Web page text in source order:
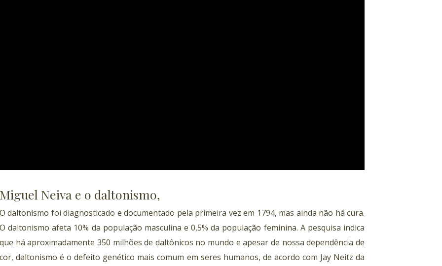
Miguel Neiva e o daltonismo,
O daltonismo foi diagnosticado e documentado pela primeira vez em 1794, mas ainda não há cura.
O daltonismo afeta 10% da população masculina e 0,5% da população feminina. A pesquisa indica
que há aproximadamente 350 milhões de daltônicos no mundo e apesar de nossa dependência de
cor, daltonismo é o defeito genético mais comum em seres humanos, de acordo com Jay Neitz da